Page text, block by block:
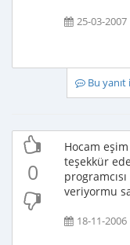
25-03-2007
Bu yanıt
0
Hocam
teşekkür
veriyormu
18-11-2006